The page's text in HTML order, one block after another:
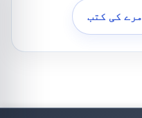
کی کتب